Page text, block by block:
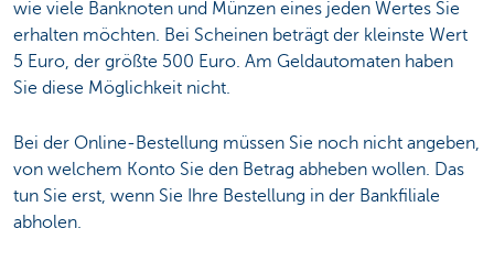
wie viele Banknoten und Münzen eines jeden Wertes Sie
erhalten möchten. Bei Scheinen beträgt der kleinste Wert
5 Euro, der größte 500 Euro. Am Geldautomaten haben
Sie diese Möglichkeit nicht.
Bei der Online-Bestellung müssen Sie noch nicht angeben,
von welchem Konto Sie den Betrag abheben wollen. Das
tun Sie erst, wenn Sie Ihre Bestellung in der Bankfiliale
abholen.